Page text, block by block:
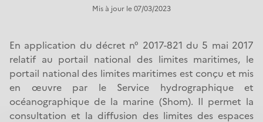
i
a
n
e
Mis à jour le 07/03/2023
En application du décret n° 2017-821 du 5 mai 2017
relatif au portail national des limites maritimes, le
portail national des limites maritimes est conçu et mis
en œuvre par le Service hydrographique et
océanographique de la marine (Shom). Il permet la
consultation et la diffusion des limites des espaces